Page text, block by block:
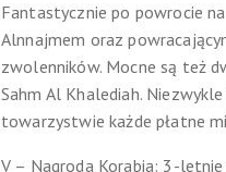
Fantastycznie po powrocie
Alnnajmem oraz
zwolenników. Mocne są też
Sahm Al Khalediah.
towarzystwie każde płatne
V – Nagroda Korabia: 3-